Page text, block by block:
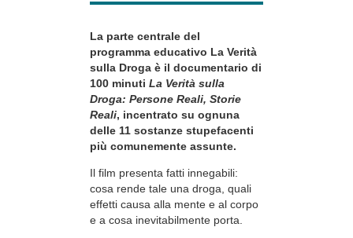
La parte centrale del
programma educativo La Verità
sulla Droga è il documentario di
100 minuti La Verità sulla
Droga: Persone Reali, Storie
Reali, incentrato su ognuna
delle 11 sostanze stupefacenti
più comunemente assunte.
Il film presenta fatti innegabili:
cosa rende tale una droga, quali
effetti causa alla mente e al corpo
e a cosa inevitabilmente porta.